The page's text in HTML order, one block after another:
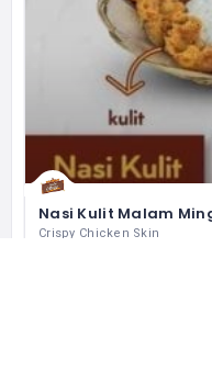
Nasi Kulit Malam
Crispy Chicken Skin